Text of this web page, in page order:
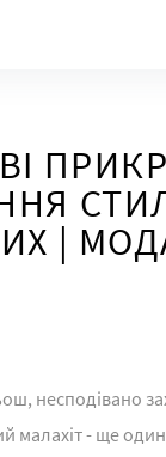
|
несподівано
малахіт - ще